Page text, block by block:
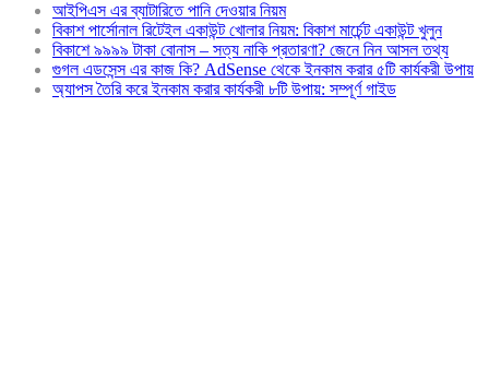
আইপিএস এর ব্যাটারিতে পানি দেওয়ার নিয়ম
বিকাশ পার্সোনাল রিটেইল একাউন্ট খোলার নিয়ম: বিকাশ মার্চেন্ট একাউন্ট খুলুন
বিকাশে ৯৯৯৯ টাকা বোনাস – সত্য নাকি প্রতারণা? জেনে নিন আসল তথ্য
গুগল এডসেন্স এর কাজ কি? AdSense থেকে ইনকাম করার ৫টি কার্যকরী উপায়
অ্যাপস তৈরি করে ইনকাম করার কার্যকরী ৮টি উপায়: সম্পূর্ণ গাইড